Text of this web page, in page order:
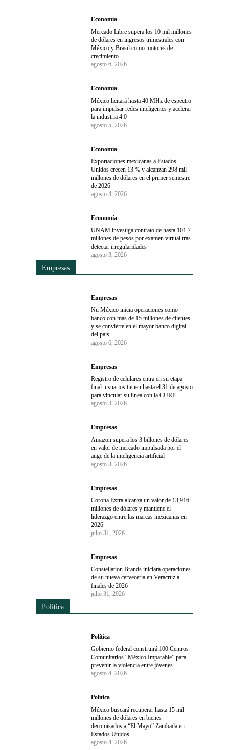
Economía
Mercado Libre supera los 10 mil millones
de dólares en ingresos trimestrales con
México y Brasil como motores de
crecimiento
agosto 6, 2026
Economía
México licitará hasta 40 MHz de espectro
para impulsar redes inteligentes y acelerar
la industria 4.0
agosto 5, 2026
Economía
Exportaciones mexicanas a Estados
Unidos crecen 13 % y alcanzan 298 mil
millones de dólares en el primer semestre
de 2026
agosto 4, 2026
Economía
UNAM investiga contrato de hasta 101.7
millones de pesos por examen virtual tras
detectar irregularidades
agosto 3, 2026
Empresas
Empresas
Nu México inicia operaciones como
banco con más de 15 millones de clientes
y se convierte en el mayor banco digital
del país
agosto 6, 2026
Empresas
Registro de celulares entra en su etapa
final: usuarios tienen hasta el 31 de agosto
para vincular su línea con la CURP
agosto 3, 2026
Empresas
Amazon supera los 3 billones de dólares
en valor de mercado impulsada por el
auge de la inteligencia artificial
agosto 3, 2026
Empresas
Corona Extra alcanza un valor de 13,916
millones de dólares y mantiene el
liderazgo entre las marcas mexicanas en
2026
julio 31, 2026
Empresas
Constellation Brands iniciará operaciones
de su nueva cervecería en Veracruz a
finales de 2026
julio 31, 2026
Política
Política
Gobierno federal construirá 100 Centros
Comunitarios “México Imparable” para
prevenir la violencia entre jóvenes
agosto 4, 2026
Política
México buscará recuperar hasta 15 mil
millones de dólares en bienes
decomisados a “El Mayo” Zambada en
Estados Unidos
agosto 4, 2026